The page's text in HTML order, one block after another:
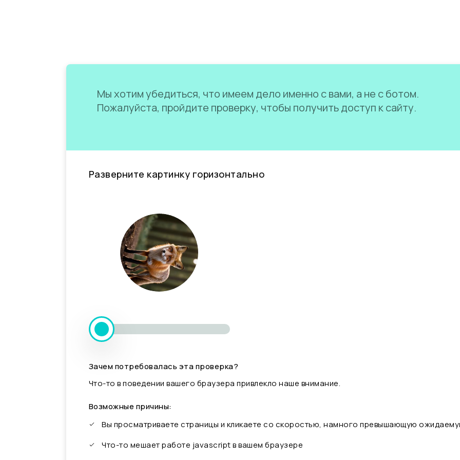
Мы хотим убедиться, что имеем дело именно с вами, а не с ботом.
Пожалуйста, пройдите проверку, чтобы получить доступ к сайту.
Разверните картинку горизонтально
Зачем потребовалась эта проверка?
Что-то в поведении вашего браузера привлекло наше внимание.
Возможные причины:
Вы просматриваете страницы и кликаете со скоростью, намного превышающую
Что-то мешает работе javascript в вашем браузере